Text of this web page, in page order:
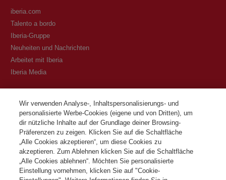
iberia.com
Talento a bordo
Iberia-Gruppe
Neuheiten und Nachrichten
Arbeitet mit Iberia
Iberia Media
Allgemeine Geschäftsbedingungen des Iberia Club Programms
Bedingungen für die Registrierung auf iberia.com
Richtlinien zum Schutz personenbezogener Daten
Cookie-Richtlinie und -Verwaltung
Kontaktiere
Wir verwenden Analyse-, Inhaltspersonalisierungs- und
personalisierte Werbe-Cookies (eigene und von Dritten), um
dir nützliche Inhalte auf der Grundlage deiner Browsing-
Präferenzen zu zeigen. Klicken Sie auf die Schaltfläche
„Alle Cookies akzeptieren“, um diese Cookies zu
akzeptieren. Zum Ablehnen klicken Sie auf die Schaltfläche
„Alle Cookies ablehnen“. Möchten Sie personalisierte
Einstellung vornehmen, klicken Sie auf "Cookie-